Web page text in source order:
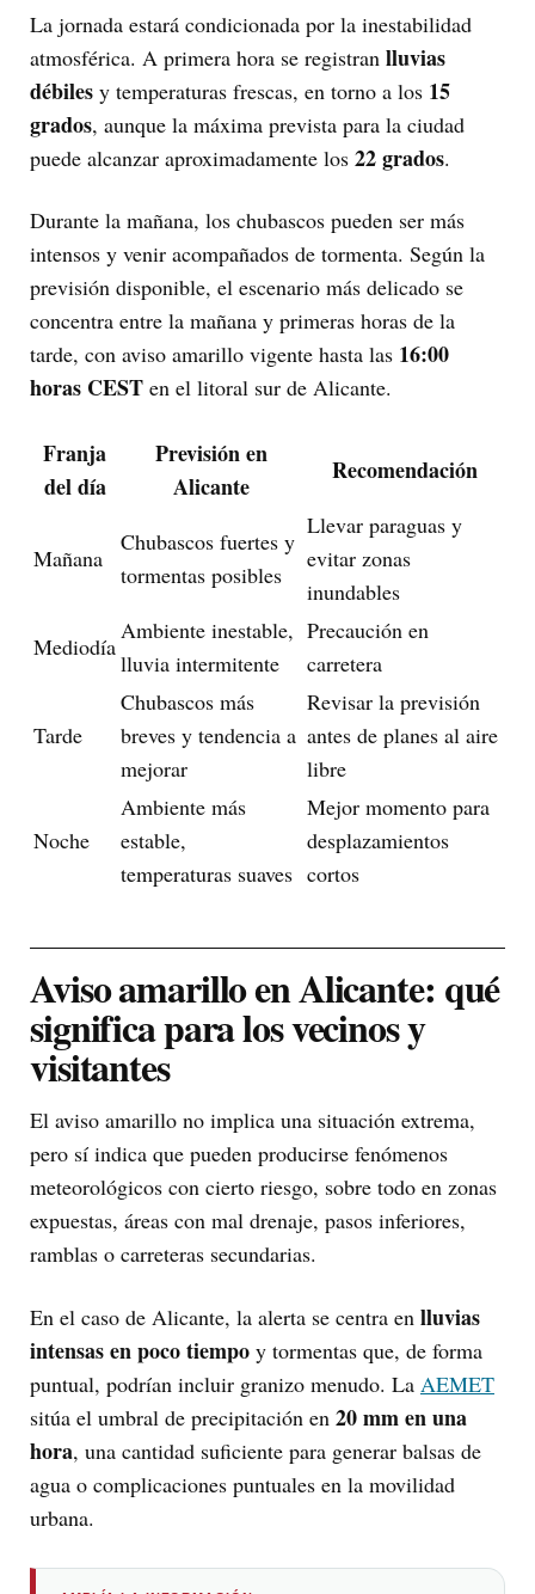
La jornada estará condicionada por la inestabilidad
atmosférica. A primera hora se registran lluvias
débiles y temperaturas frescas, en torno a los 15
grados, aunque la máxima prevista para la ciudad
puede alcanzar aproximadamente los 22 grados.
Durante la mañana, los chubascos pueden ser más
intensos y venir acompañados de tormenta. Según la
previsión disponible, el escenario más delicado se
concentra entre la mañana y primeras horas de la
tarde, con aviso amarillo vigente hasta las 16:00
horas CEST en el litoral sur de Alicante.
Franja
del día
Previsión en
Alicante
Recomendación
Mañana
Chubascos fuertes y
tormentas posibles
Llevar paraguas y
evitar zonas
inundables
Mediodía
Ambiente inestable,
lluvia intermitente
Precaución en
carretera
Tarde
Chubascos más
breves y tendencia a
mejorar
Revisar la previsión
antes de planes al aire
libre
Noche
Ambiente más
estable,
temperaturas suaves
Mejor momento para
desplazamientos
cortos
Aviso amarillo en Alicante: qué
significa para los vecinos y
visitantes
El aviso amarillo no implica una situación extrema,
pero sí indica que pueden producirse fenómenos
meteorológicos con cierto riesgo, sobre todo en zonas
expuestas, áreas con mal drenaje, pasos inferiores,
ramblas o carreteras secundarias.
En el caso de Alicante, la alerta se centra en lluvias
intensas en poco tiempo y tormentas que, de forma
puntual, podrían incluir granizo menudo. La AEMET
sitúa el umbral de precipitación en 20 mm en una
hora, una cantidad suficiente para generar balsas de
agua o complicaciones puntuales en la movilidad
urbana.